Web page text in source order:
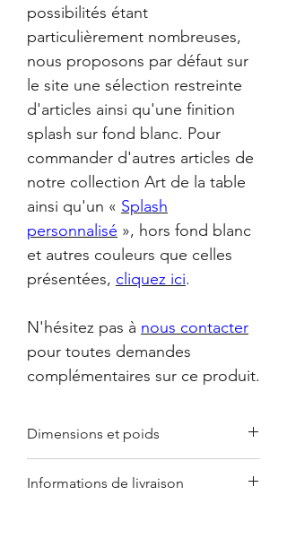
possibilités étant
particulièrement nombreuses,
nous proposons par défaut sur
le site une sélection restreinte
d'articles ainsi qu'une finition
splash sur fond blanc. Pour
commander d'autres articles de
notre collection Art de la table
ainsi qu'un « Splash
personnalisé », hors fond blanc
et autres couleurs que celles
présentées, cliquez ici.
N'hésitez pas à nous contacter
pour toutes demandes
complémentaires sur ce produit.
Dimensions et poids
kg.
Informations de livraison